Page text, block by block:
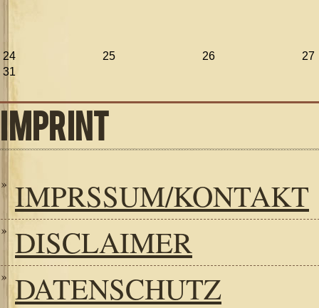
24 25 26
27
31
IMPRINT
IMPRSSUM/KONTAKT
DISCLAIMER
DATENSCHUTZ